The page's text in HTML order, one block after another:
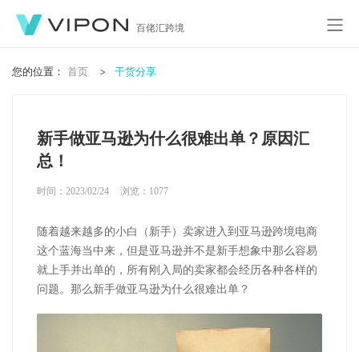
百佬汇跨境
您的位置： 首页 干货分享
新手做亚马逊为什么很难出单？原因汇
总！
时间：2023/02/24 浏览： 1077
随着越来越多的小白（新手）卖家进入到亚马逊跨境电商
这个蓝海当中来，但是亚马逊并不是新手想象中那么容易
就上手并出单的，所有刚入局的卖家都会经历各种各样的
问题。那么新手做亚马逊为什么很难出单？